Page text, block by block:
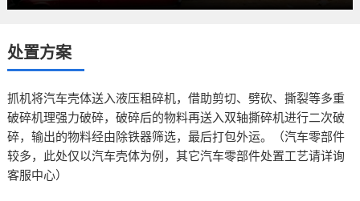
处置方案
抓机将汽车壳体送入液压粗碎机，借助剪切、劈砍、撕裂等多重
破碎机理强力破碎，破碎后的物料再送入双轴撕碎机进行二次破
碎，输出的物料经由除铁器筛选，最后打包外运。（汽车零部件
较多，此处仅以汽车壳体为例，其它汽车零部件处置工艺请详询
客服中心）